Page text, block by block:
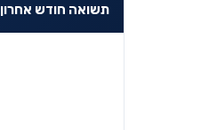
תשואה חודש אחרון